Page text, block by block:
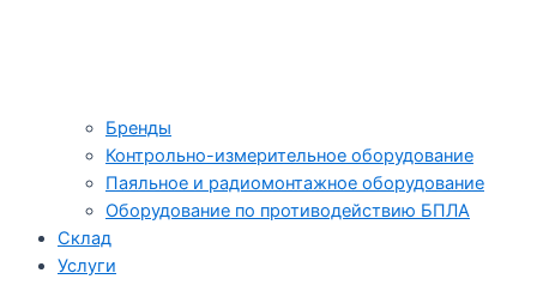
Бренды
Контрольно-измерительное оборудование
Паяльное и радиомонтажное оборудование
Оборудование по противодействию БПЛА
Склад
Услуги